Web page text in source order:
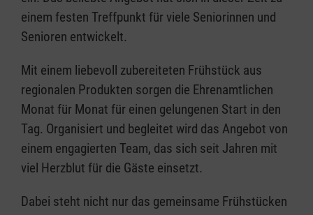
einem festen Treffpunkt für viele Seniorinnen und
Senioren entwickelt.
Mit einem liebevoll zubereiteten Frühstück aus
regionalen Produkten sorgen die Ehrenamtlichen
Monat für Monat für einen gelungenen Start in den
Tag. Organisiert und begleitet wird das Angebot von
einem engagierten Team, das sich seit Jahren mit
viel Herzblut für die Gäste einsetzt.
Dabei steht nicht nur das gemeinsame Frühstücken